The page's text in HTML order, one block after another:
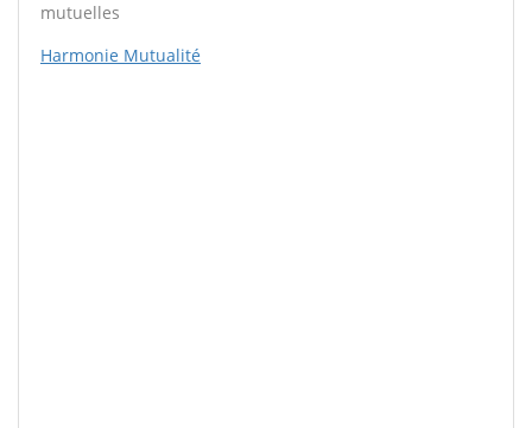
mutuelles
Harmonie Mutualité